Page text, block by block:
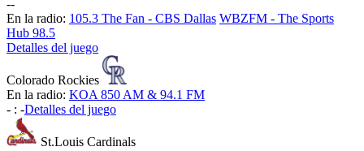
--
En la radio: 105.3 The Fan - CBS Dallas WBZFM - The Sports
Hub 98.5
Detalles del juego
Colorado Rockies
En la radio: KOA 850 AM & 94.1 FM
- : -Detalles del juego
St.Louis Cardinals